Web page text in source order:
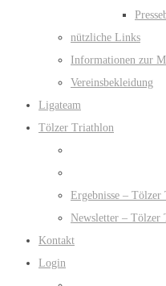
nützliche Links
Informationen zur
Vereinsbekleidung
Ligateam
Tölzer Triathlon
Ergebnisse –
Newsletter – Tölzer
Kontakt
Login